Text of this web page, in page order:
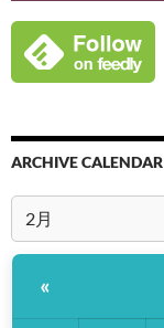
ARCHIVE CALENDAR
«